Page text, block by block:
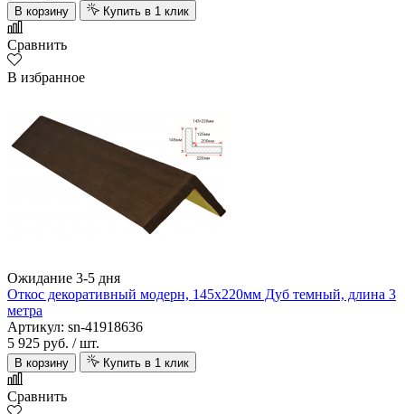
В корзину Купить в 1 клик
Сравнить
В избранное
Ожидание 3-5 дня
Откос декоративный модерн, 145х220мм Дуб темный, длина 3
метра
Артикул: sn-41918636
5 925 руб. / шт.
В корзину Купить в 1 клик
Сравнить